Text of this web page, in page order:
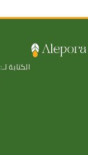
الكتابة لـ: 32-30-606 (537)90+